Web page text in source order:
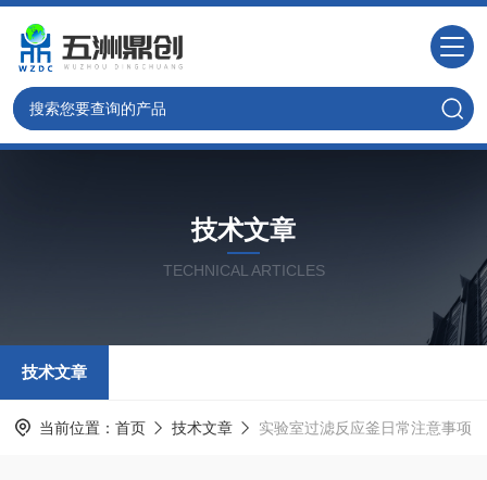
技术文章
TECHNICAL ARTICLES
技术文章
当前位置： 首页 技术文章 实验室过滤反应釜日常注意事项